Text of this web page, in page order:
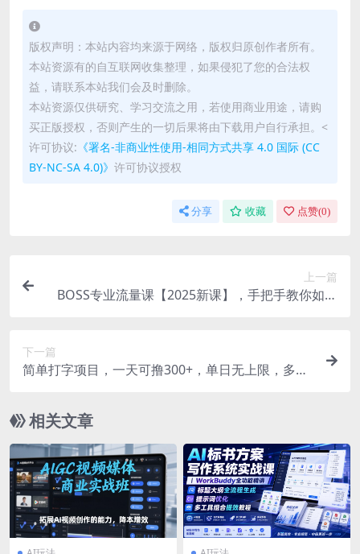
版权声明：本站内容均来源于网络，版权归原创作者所有。
本站资源有的自互联网收集整理，如果侵犯了您的合法权
益，请联系本站我们会及时删除。
本站资源仅供研究、学习交流之用，若使用商业用途，请购
买正版授权，否则产生的一切后果将由下载用户自行承担。<
许可协议: 《署名-非商业性使用-相同方式共享 4.0 国际 (CC
BY-NC-SA 4.0)》 许可协议授权
分享 收藏 点赞(0)
上一篇
BOSS专业流量课【2025新课】，手把手教你如何
下一篇
简单打字项目，一天可撸300+，单日无上限，多劳
相关文章